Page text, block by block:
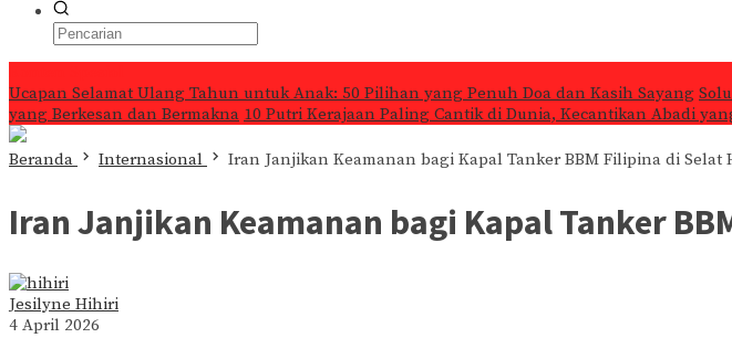
Ucapan Selamat Ulang Tahun untuk Anak: 50 Pilihan yang Penuh Doa dan Kasih Sayang
yang Berkesan dan Bermakna 10 Putri Kerajaan Paling Cantik di Dunia, Kecantikan Abadi
Beranda Internasional Iran Janjikan Keamanan bagi Kapal Tanker BBM Filipina di Selat
Iran Janjikan Keamanan bagi Kapal Tanker
Jesilyne Hihiri
4 April 2026